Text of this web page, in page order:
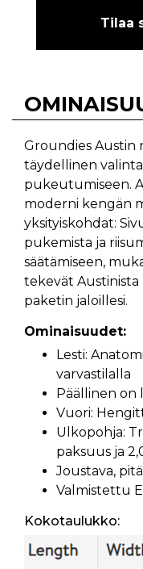
Tilaa
Groundies
täydellinen
pukeutumiseen.
moderni kengän
yksityiskohdat:
pukemista ja
säätämiseen,
tekevät Austinista
paketin jaloillesi.
Ominaisuudet:
Lesti:
varvastilalla
Päällinen on
Vuori:
Ulkopohja:
paksuus ja
Joustava,
Valmistettu
Kokotaulukko: